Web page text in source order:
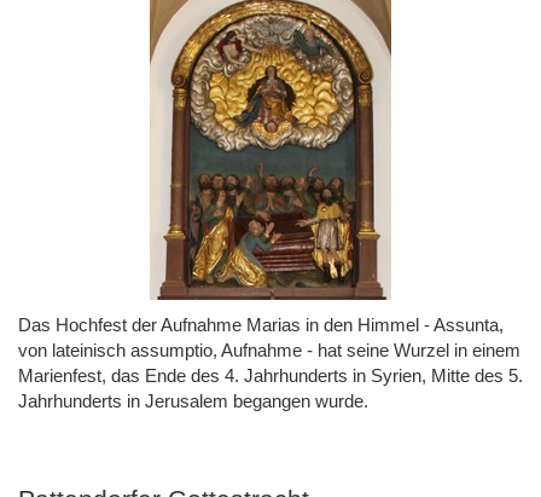
Das Hochfest der Aufnahme Marias in den Himmel - Assunta,
von lateinisch assumptio, Aufnahme - hat seine Wurzel in einem
Marienfest, das Ende des 4. Jahrhunderts in Syrien, Mitte des 5.
Jahrhunderts in Jerusalem begangen wurde.